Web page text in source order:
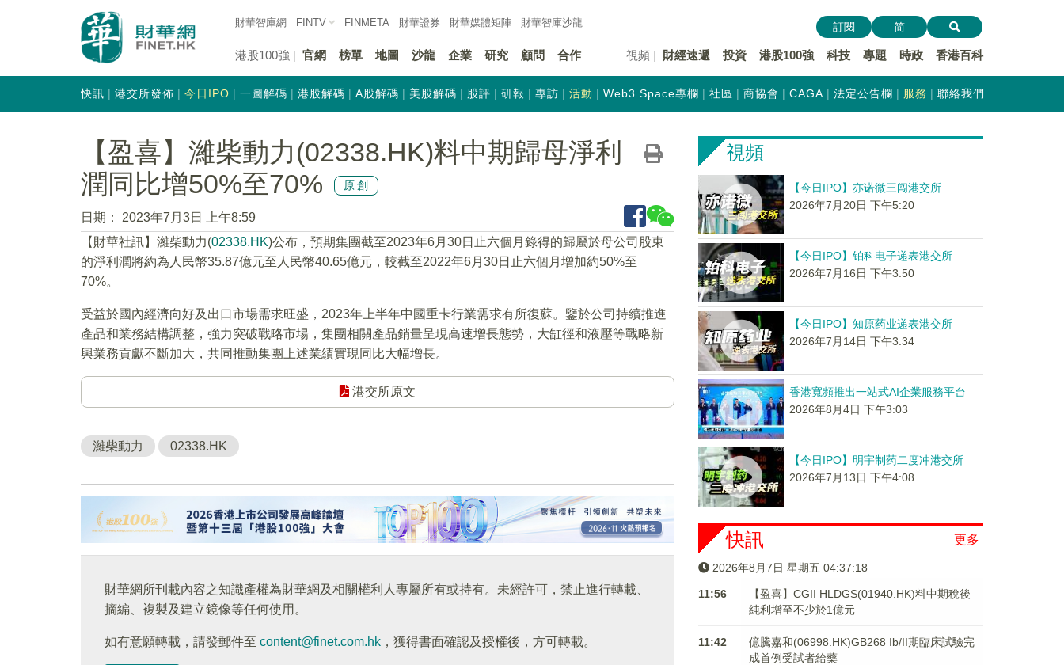
財華智庫網 FINTV FINMETA 財華證券 財華媒體矩陣 財華智庫沙龍
港股100強 官網 榜單 地圖 沙龍 企業 研究 顧問 合作 視頻 財經速遞 投資 港股100強 科技 專題 時政 香港百科
訂閱 简
快訊 港交所發佈 今日IPO 一圖解碼 港股解碼 A股解碼 美股解碼 股評 研報 專訪 活動 Web3 Space專欄 社區 商協會 CAGA 法定公告欄 服務 聯絡我們
【盈喜】濰柴動力(02338.HK)料中期歸母淨利
潤同比增50%至70%
原創
日期：
2023年7月3日 上午8:59
【財華社訊】濰柴動力(02338.HK)公布，預期集團截至2023年6月30日止六個月錄得的歸屬於母公司股東
的淨利潤將約為人民幣35.87億元至人民幣40.65億元，較截至2022年6月30日止六個月增加約50%至
70%。
受益於國內經濟向好及出口市場需求旺盛，2023年上半年中國重卡行業需求有所復蘇。鑒於公司持續推進
產品和業務結構調整，強力突破戰略市場，集團相關產品銷量呈現高速增長態勢，大缸徑和液壓等戰略新
興業務貢獻不斷加大，共同推動集團上述業績實現同比大幅增長。
港交所原文
濰柴動力 02338.HK
財華網所刊載內容之知識產權為財華網及相關權利人專屬所有或持有。未經許可，禁止進行轉載、
摘編、複製及建立鏡像等任何使用。
如有意願轉載，請發郵件至 content@finet.com.hk ，獲得書面確認及授權後，方可轉載。
視頻
【今日IPO】亦诺微三闯港交所
2026年7月20日 下午5:20
【今日IPO】铂科电子递表港交所
2026年7月16日 下午3:50
【今日IPO】知原药业递表港交所
2026年7月14日 下午3:34
香港寬頻推出一站式AI企業服務平台
2026年8月4日 下午3:03
【今日IPO】明宇制药二度冲港交所
2026年7月13日 下午4:08
更多
快訊
2026年8月7日 星期五 04:37:19
11:56
【盈喜】CGII HLDGS(01940.HK)料中期稅後
純利增至不少於1億元
11:42
億騰嘉和(06998.HK)GB268 Ib/II期臨床試驗完
成首例受試者給藥